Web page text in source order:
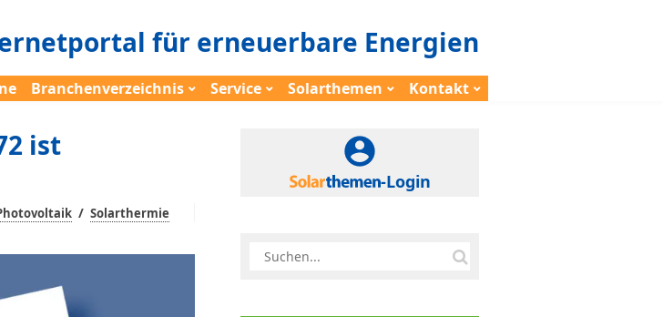
für erneuerbare Energien
Branchenverzeichnis Service Solarthemen Kontakt
ist
/ Solarthermie
-Login